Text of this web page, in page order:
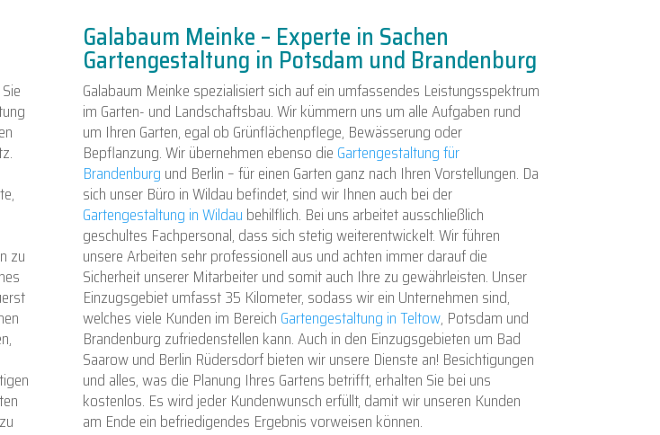
zu
Galabaum Meinke – Experte in Sachen
Gartengestaltung in Potsdam und Brandenburg
Galabaum Meinke spezialisiert sich auf ein umfassendes Leistungsspektrum
im Garten- und Landschaftsbau. Wir kümmern uns um alle Aufgaben rund
um Ihren Garten, egal ob Grünflächenpflege, Bewässerung oder
Bepflanzung. Wir übernehmen ebenso die Gartengestaltung für
Brandenburg und Berlin – für einen Garten ganz nach Ihren Vorstellungen. Da
sich unser Büro in Wildau befindet, sind wir Ihnen auch bei der
Gartengestaltung in Wildau behilflich. Bei uns arbeitet ausschließlich
geschultes Fachpersonal, dass sich stetig weiterentwickelt. Wir führen
unsere Arbeiten sehr professionell aus und achten immer darauf die
Sicherheit unserer Mitarbeiter und somit auch Ihre zu gewährleisten. Unser
Einzugsgebiet umfasst 35 Kilometer, sodass wir ein Unternehmen sind,
welches viele Kunden im Bereich Gartengestaltung in Teltow, Potsdam und
Brandenburg zufriedenstellen kann. Auch in den Einzugsgebieten um Bad
Saarow und Berlin Rüdersdorf bieten wir unsere Dienste an! Besichtigungen
und alles, was die Planung Ihres Gartens betrifft, erhalten Sie bei uns
kostenlos. Es wird jeder Kundenwunsch erfüllt, damit wir unseren Kunden
am Ende ein befriedigendes Ergebnis vorweisen können.